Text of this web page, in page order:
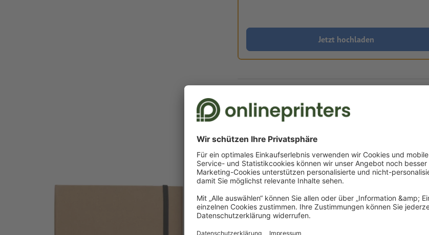
Jetzt hochladen
Fr, 14. Aug. - Mo, 17. Aug.
Druckdatenhinweise Schreibmappe
Datenformat:5 x 3 cm